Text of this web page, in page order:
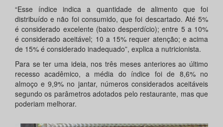
“Esse índice indica a quantidade de alimento que foi
distribuído e não foi consumido, que foi descartado. Até 5%
é considerado excelente (baixo desperdício); entre 5 a 10%
é considerado aceitável; 10 a 15% requer atenção; e acima
de 15% é considerado inadequado”, explica a nutricionista.
Para se ter uma ideia, nos três meses anteriores ao último
recesso acadêmico, a média do índice foi de 8,6% no
almoço e 9,9% no jantar, números considerados aceitáveis
segundo os parâmetros adotados pelo restaurante, mas que
poderiam melhorar.